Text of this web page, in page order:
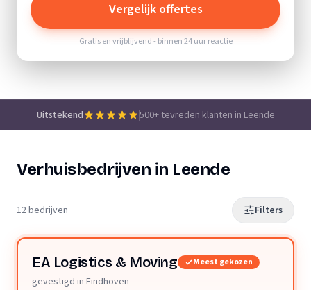
Vergelijk offertes
Gratis en vrijblijvend - binnen 24 uur reactie
Uitstekend 500+ tevreden klanten in Leende
Verhuisbedrijven in Leende
12 bedrijven Filters
EA Logistics & Moving Meest gekozen
gevestigd in Eindhoven